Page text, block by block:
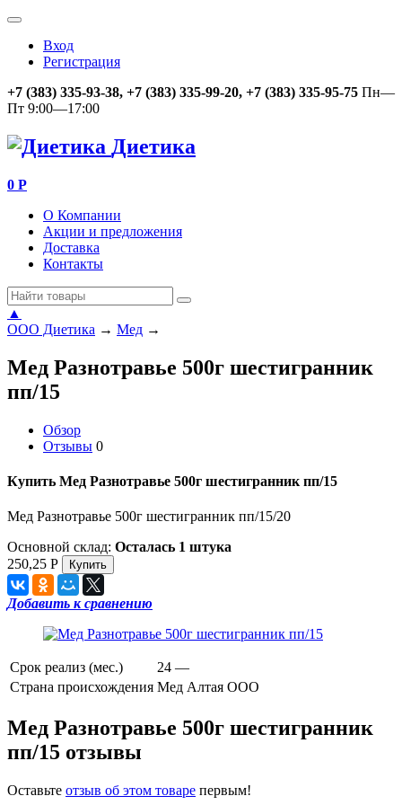
Вход
Регистрация
+7 (383) 335-93-38, +7 (383) 335-99-20, +7 (383) 335-95-75 Пн—
Пт 9:00—17:00
Диетика
0 Р
О Компании
Акции и предложения
Доставка
Контакты
▲
ООО Диетика → Мед →
Мед Разнотравье 500г шестигранник
пп/15
Обзор
Отзывы 0
Купить Мед Разнотравье 500г шестигранник пп/15
Мед Разнотравье 500г шестигранник пп/15/20
Основной склад: Осталась 1 штука
250,25 Р
Добавить к сравнению
Срок реализ (мес.)
24 —
Страна происхождения Мед Алтая ООО
Мед Разнотравье 500г шестигранник
пп/15 отзывы
Оставьте отзыв об этом товаре первым!